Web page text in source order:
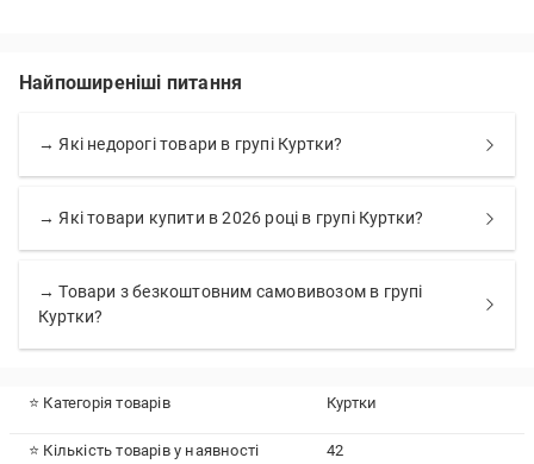
Найпоширеніші питання
→ Які недорогі товари в групі Куртки?
→ Які товари купити в 2026 році в групі Куртки?
→ Товари з безкоштовним самовивозом в групі
Куртки?
⭐ Категорія товарів Куртки
⭐ Кількість товарів у наявності 42